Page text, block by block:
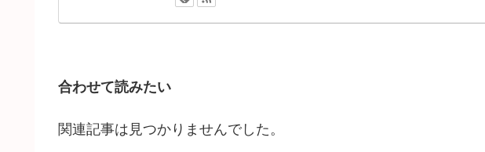
合わせて読みたい
関連記事は見つかりませんでした。